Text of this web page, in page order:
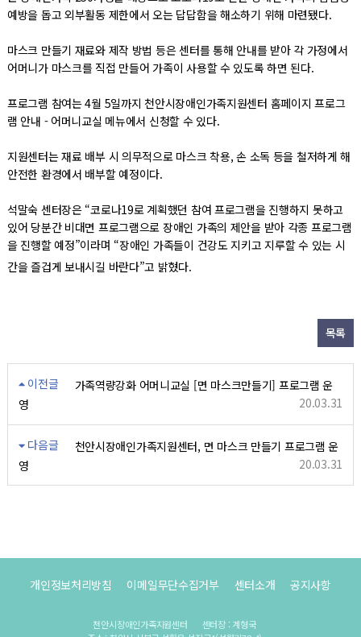
예방을 돕고 외부활동 제한에서 오는 답답함을 해소하기 위해 마련됐다.
마스크 만들기 재료와 제작 방법 등은 센터를 통해 안내를 받아 각 가정에서
어머니가 마스크를 직접 만들어 가족이 사용할 수 있도록 하면 된다.
프로그램 참여는 4월 5일까지 천안시장애인가족지원센터 홈페이지 프로그
램 안내 - 어머니교실 메뉴에서 신청할 수 있다.
지원센터는 재료 배부 시 의무적으로 마스크 착용, 손 소독 등을 철저하게 해
안전한 환경에서 배부할 예정이다.
석말숙 센터장은 “코로나19로 계획했던 참여 프로그램을 진행하지 못하고
있어 당분간 비대면 프로그램으로 장애인 가족의 제안을 받아 각종 프로그램
을 진행할 예정”이라며 “장애인 가족들이 건강도 지키고 지루할 수 있는 시
간을 즐겁게 보내시길 바란다”고 밝혔다.
목록
이전글
가족역량강화 어머니교실 [면 마스크만들기] 프로그램 운
영
20.03.31
다음글
천안시장애인가족지원센터, 면 마스크 만들기 프로그램 운
영
20.03.31
개인정보처리방침 이메일무단수집거부 센터소개 공지사항
천안시장애인가족지원센터
센터장 : 계형국